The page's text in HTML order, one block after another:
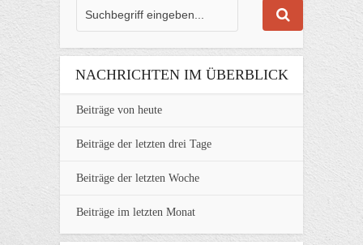
NACHRICHTEN IM ÜBERBLICK
Beiträge von heute
Beiträge der letzten drei Tage
Beiträge der letzten Woche
Beiträge im letzten Monat